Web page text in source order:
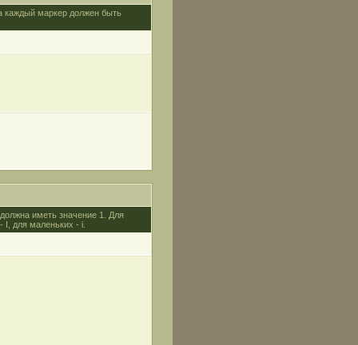
каждый маркер должен быть
иметь значение 1. Для
для маленьких - i.